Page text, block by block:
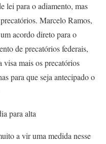
lei para o adiamento, mas
Marcelo Ramos,
acordo direto para o
de precatórios federais,
visa mais os precatórios
para que seja antecipado o
para alta
a vir uma medida nesse